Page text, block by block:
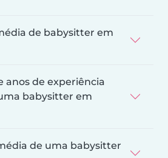
de babysitter em
anos de experiência
babysitter em
de uma babysitter